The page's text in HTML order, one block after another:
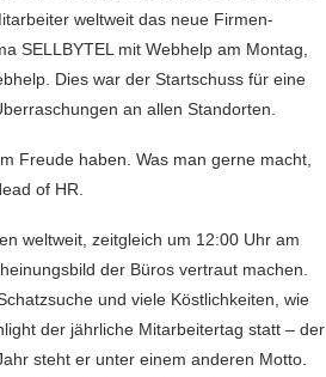
weltweit das neue Firmen-
SELLBYTEL mit Webhelp am Montag,
Dies war der Startschuss für eine
an allen Standorten.
Freude haben. Was man gerne macht,
of HR.
weltweit, zeitgleich um 12:00 Uhr am
der Büros vertraut machen.
und viele Köstlichkeiten, wie
der jährliche Mitarbeitertag statt – der
steht er unter einem anderen Motto.